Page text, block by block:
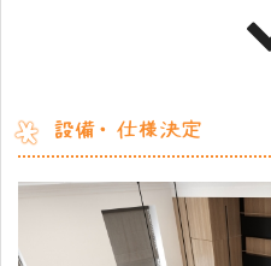
設備・仕様決定